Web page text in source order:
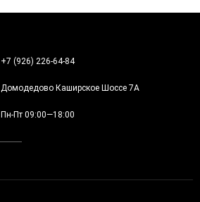
+7 (926) 226-64-84
Домодедово Каширское Шоссе 7А
Пн-Пт 09:00—18:00